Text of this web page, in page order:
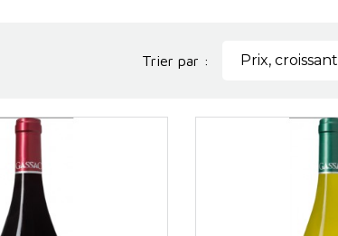
Trier par : Prix, croissant